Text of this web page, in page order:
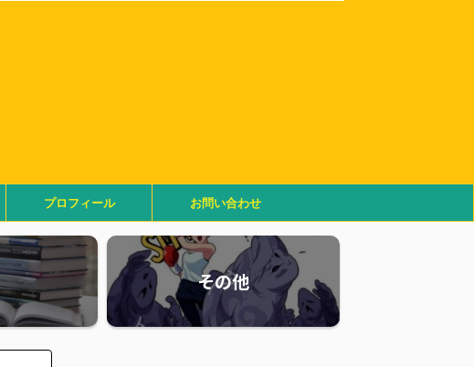
プロフィール お問い合わせ
その他